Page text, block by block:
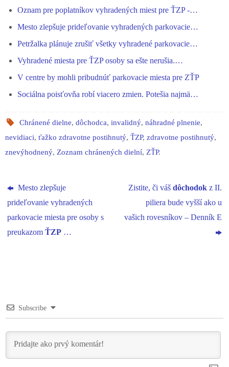
er pp m
Oznam pre poplatníkov vyhradených miest pre ŤZP -…
Mesto zlepšuje prideľovanie vyhradených parkovacie…
Petržalka plánuje zrušiť všetky vyhradené parkovacie…
Vyhradené miesta pre ŤZP osoby sa ešte nerušia.…
V centre by mohli pribudnúť parkovacie miesta pre ZŤP
Sociálna poisťovňa robí viacero zmien. Potešia najmä…
Chránené dielne,dôchodca,invalidný,náhradné plnenie,
nevidiaci, ťažko zdravotne postihnutý, ŤZP, zdravotne postihnutý,
znevýhodnený, Zoznam chránených dielní, ZŤP.
Mesto zlepšuje
prideľovanie vyhradených
parkovacie miesta pre osoby s
preukazomŤZP …
Zistite, či váš dôchodokz II.
piliera bude vyšší ako u
vašich rovesníkov – Denník E
Subscribe